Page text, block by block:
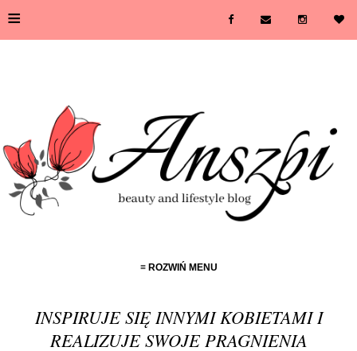
≡
≡ ROZWIŃ MENU
INSPIRUJE SIĘ INNYMI KOBIETAMI I
REALIZUJE SWOJE PRAGNIENIA